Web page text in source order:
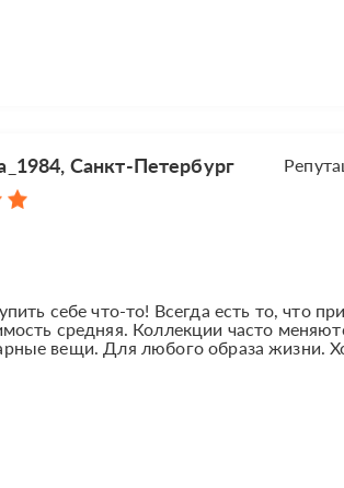
Санкт-Петербург
себе что-то! Всегда есть то, что
средняя. Коллекции часто
вещи. Для любого образа жизни.